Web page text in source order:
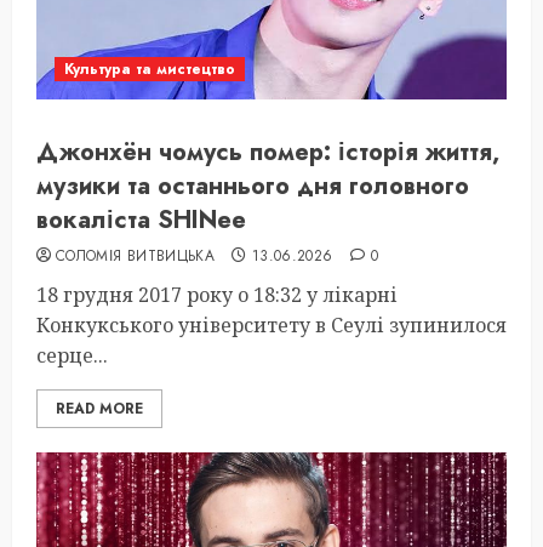
Культура та мистецтво
Джонхён чомусь помер: історія життя,
музики та останнього дня головного
вокаліста SHINee
СОЛОМІЯ ВИТВИЦЬКА 13.06.2026 0
18 грудня 2017 року о 18:32 у лікарні
Конкукського університету в Сеулі зупинилося
серце...
READ MORE